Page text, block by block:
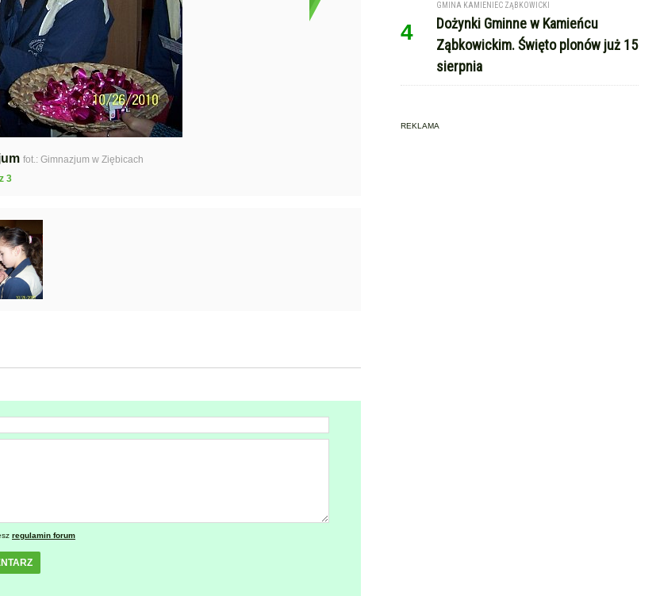
fot.: Gimnazjum w Ziębicach
3
regulamin forum
4
GMINA KAMIENIEC ZĄBKOWICKI
Dożynki Gminne w Kamieńcu
Ząbkowickim. Święto plonów już 15
sierpnia
REKLAMA